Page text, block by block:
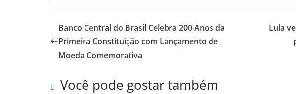
Banco Central do Brasil Celebra 200 Anos da
Primeira Constituição com Lançamento de
Moeda Comemorativa
Lula
Você pode gostar também